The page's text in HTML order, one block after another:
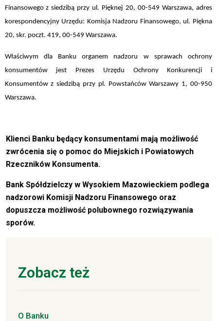
Finansowego z siedzibą przy ul. Pięknej 20, 00-549 Warszawa, adres
korespondencyjny Urzędu: Komisja Nadzoru Finansowego, ul. Piękna
20, skr. poczt. 419, 00-549 Warszawa.
Właściwym dla Banku organem nadzoru w sprawach ochrony
konsumentów jest Prezes Urzędu Ochrony Konkurencji i
Konsumentów z siedzibą przy pl. Powstańców Warszawy 1, 00-950
Warszawa.
Klienci Banku będący konsumentami mają możliwość
zwrócenia się o pomoc do Miejskich i Powiatowych
Rzeczników Konsumenta.
Bank Spółdzielczy w Wysokiem Mazowieckiem podlega
nadzorowi Komisji Nadzoru Finansowego oraz
dopuszcza możliwość polubownego rozwiązywania
sporów.
Zobacz też
O Banku